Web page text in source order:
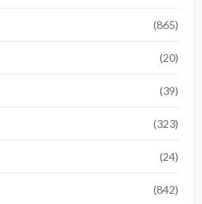
(865)
(20)
(39)
(323)
(24)
(842)